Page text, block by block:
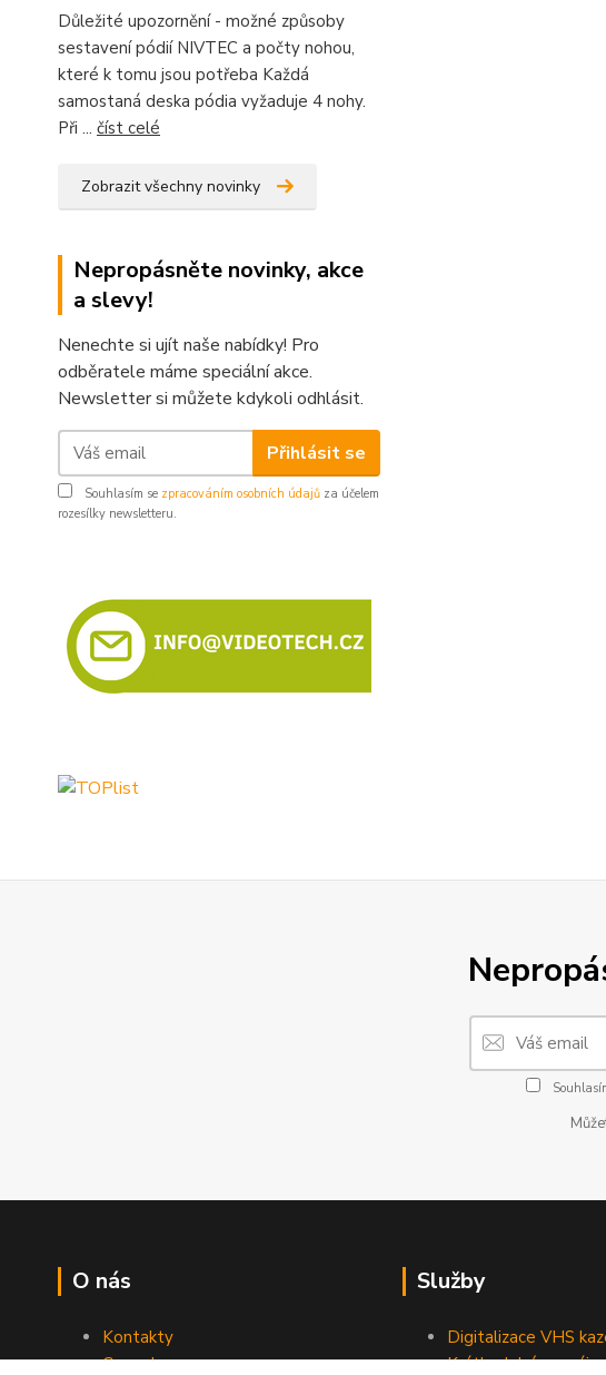
Důležité upozornění - možné způsoby
sestavení pódií NIVTEC a počty nohou,
které k tomu jsou potřeba Každá
samostaná deska pódia vyžaduje 4 nohy.
Při ... číst celé
Zobrazit všechny novinky
Nepropásněte novinky, akce
a slevy!
Nenechte si ujít naše nabídky! Pro
odběratele máme speciální akce.
Newsletter si můžete kdykoli odhlásit.
Přihlásit se
Souhlasím se zpracováním osobních údajů za účelem
rozesílky newsletteru.
O nás
Kontakty
Ceny dopravy
Služby
Digitalizace VHS
Krátkodobé